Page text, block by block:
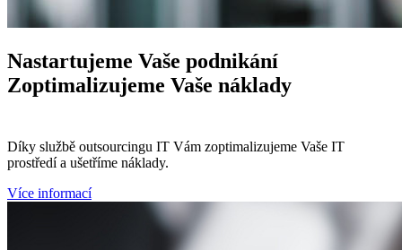
Nastartujeme Vaše podnikání
Zoptimalizujeme Vaše náklady
Díky službě outsourcingu IT Vám zoptimalizujeme Vaše IT
prostředí a ušetříme náklady.
Více informací